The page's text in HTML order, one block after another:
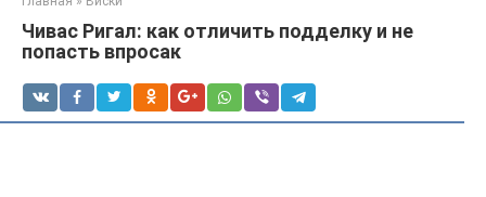
Чивас Ригал: как отличить подделку и не
попасть впросак